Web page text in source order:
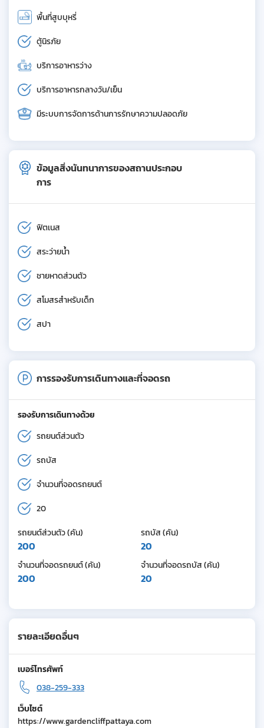
พื้นที่สูบบุหรี่
ตู้นิรภัย
บริการอาหารว่าง
บริการอาหารกลางวัน/เย็น
มีระบบการจัดการด้านการรักษาความปลอดภัย
ข้อมูลสิ่งนันทนาการของสถานประกอบ
การ
ฟิตเนส
สระว่ายน้ำ
ชายหาดส่วนตัว
สโมสรสำหรับเด็ก
สปา
การรองรับการเดินทางและที่จอดรถ
รองรับการเดินทางด้วย
รถยนต์ส่วนตัว
รถบัส
จำนวนที่จอดรถยนต์
20
รถยนต์ส่วนตัว (คัน)
200
รถบัส (คัน)
20
จำนวนที่จอดรถยนต์ (คัน)
200
จำนวนที่จอดรถบัส (คัน)
20
รายละเอียดอื่นๆ
เบอร์โทรศัพท์
038-259-333
เว็บไซต์
https://www.gardencliffpattaya.com